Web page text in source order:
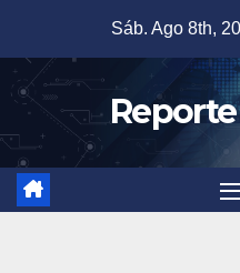
contenido
Sáb. Ago 8th,